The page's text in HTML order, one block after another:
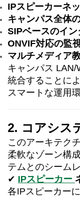
IPスピーカーネ
キャンパス全体
SIPベースのイ
ONVIF対応の監
マルチメディア
キャンパス LAN/
統合することに
スマートな運用
2. コアシス
このアーキテク
柔軟なゾーン構
テムとのシーム
✔ IPスピーカー
各IPスピーカー